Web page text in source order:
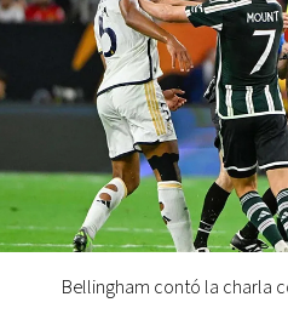
Bellingham contó la charla